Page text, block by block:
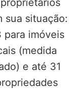
sua situação:
para imóveis
(medida
e até 31